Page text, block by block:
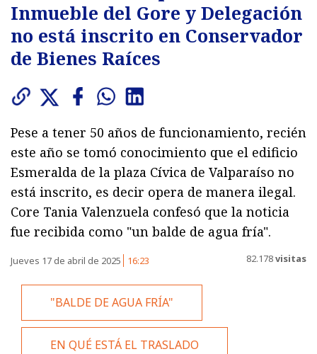
Inmueble del Gore y Delegación
no está inscrito en Conservador
de Bienes Raíces
Pese a tener 50 años de funcionamiento, recién
este año se tomó conocimiento que el edificio
Esmeralda de la plaza Cívica de Valparaíso no
está inscrito, es decir opera de manera ilegal.
Core Tania Valenzuela confesó que la noticia
fue recibida como "un balde de agua fría".
Jueves 17 de abril de 2025 16:23 82.178visitas
"BALDE DE AGUA FRÍA"
EN QUÉ ESTÁ EL TRASLADO